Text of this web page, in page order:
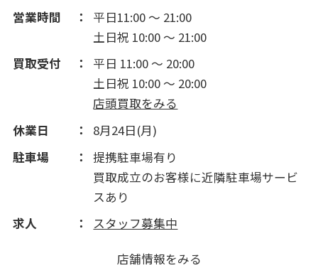
営業時間
平日11:00 ～ 21:00
土日祝 10:00 ～ 21:00
買取受付
平日 11:00 ～ 20:00
土日祝 10:00 ～ 20:00
店頭買取をみる
休業日
8月24日(月)
駐車場
提携駐車場有り
買取成立のお客様に近隣駐車場サービ
スあり
求人
スタッフ募集中
店舗情報をみる